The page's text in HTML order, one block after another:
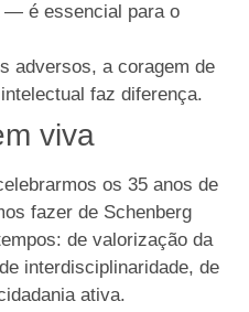
é essencial para o
adversos, a coragem de
faz diferença.
viva
os 35 anos de
fazer de Schenberg
de valorização da
interdisciplinaridade, de
ativa.